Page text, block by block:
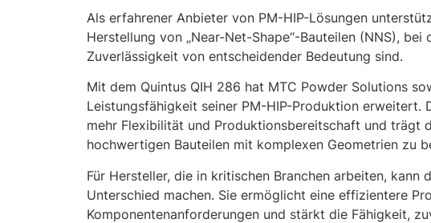
Als erfahrener Anbieter von PM-HIP-Lösungen
Herstellung von „Near-Net-Shape“-Bauteilen (NNS),
Zuverlässigkeit von entscheidender Bedeutung sind.
Mit dem Quintus QIH 286 hat MTC Powder Solutions
Leistungsfähigkeit seiner PM-HIP-Produktion erweitert.
mehr Flexibilität und Produktionsbereitschaft und trägt
hochwertigen Bauteilen mit komplexen Geometrien zu
Für Hersteller, die in kritischen Branchen arbeiten,
Unterschied machen. Sie ermöglicht eine effizientere
Komponentenanforderungen und stärkt die Fähigkeit,